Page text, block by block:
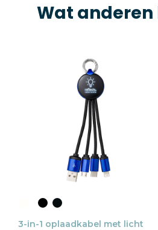
Wat
3-in-1 oplaadkabel met licht